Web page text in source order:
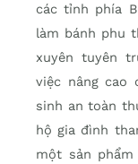
các tỉnh phía
làm bánh phu
xuyên tuyên
việc nâng cao
sinh an toàn
hộ gia đình
một sản phẩm